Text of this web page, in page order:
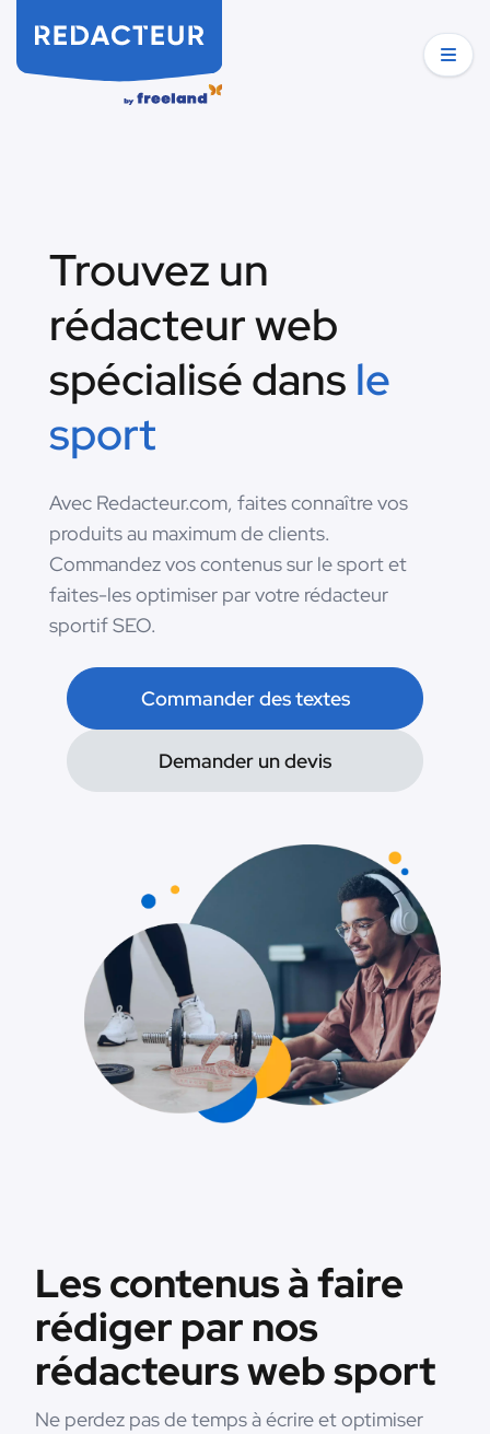
Trouvez un
rédacteur web
spécialisé dans le
sport
Avec Redacteur.com, faites connaître vos
produits au maximum de clients.
Commandez vos contenus sur le sport et
faites-les optimiser par votre rédacteur
sportif SEO.
Commander des textes
Demander un devis
Les contenus à faire
rédiger par nos
rédacteurs web sport
Ne perdez pas de temps à écrire et optimiser